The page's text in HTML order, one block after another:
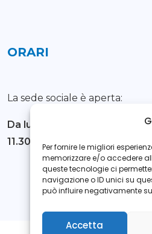
Per fornire le migliori
memorizzare e/o accedere
queste tecnologie ci
navigazione o ID unici su
può influire negativamente
Accetta
ORARI
La sede sociale è aperta:
Da lunedì a venerdì
dalle
11.30